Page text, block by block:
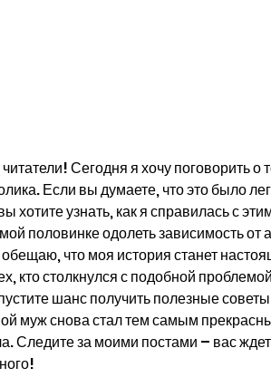
Сегодня я хочу поговорить о
Если вы думаете, что это было
хотите узнать, как я справилась с
половинке одолеть зависимость от
что моя история станет
кто столкнулся с подобной
шанс получить полезные советы
муж снова стал тем самым
Следите за моими постами – вас